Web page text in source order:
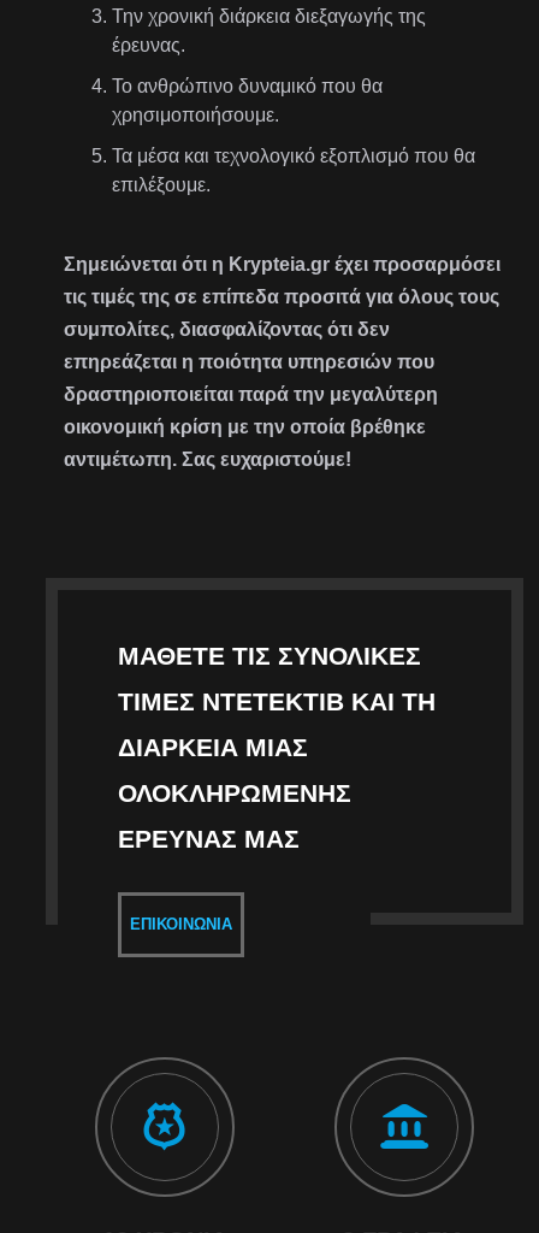
Την χρονική διάρκεια διεξαγωγής της
έρευνας.
Το ανθρώπινο δυναμικό που θα
χρησιμοποιήσουμε.
Τα μέσα και τεχνολογικό εξοπλισμό που θα
επιλέξουμε.
Σημειώνεται ότι η Krypteia.gr έχει προσαρμόσει
τις τιμές της σε επίπεδα προσιτά για όλους τους
συμπολίτες, διασφαλίζοντας ότι δεν
επηρεάζεται η ποιότητα υπηρεσιών που
δραστηριοποιείται παρά την μεγαλύτερη
οικονομική κρίση με την οποία βρέθηκε
αντιμέτωπη. Σας ευχαριστούμε!
ΜΆΘΕΤΕ ΤΙΣ ΣΥΝΟΛΙΚΈΣ
ΤΙΜΈΣ ΝΤΕΤΈΚΤΙΒ ΚΑΙ ΤΗ
ΔΙΆΡΚΕΙΑ ΜΙΑΣ
ΟΛΟΚΛΗΡΩΜΈΝΗΣ
ΈΡΕΥΝΑΣ ΜΑΣ
ΕΠΙΚΟΙΝΩΝΊΑ